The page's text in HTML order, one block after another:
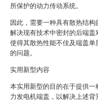
所保护的动力传动系统。
因此，需要一种具有散热结构
解决现有技术中密封的后端
使得其散热性能不佳及端盖
的问题。
实用新型内容
本实用新型的目的在于提供
力发电机端盖，以解决上述背